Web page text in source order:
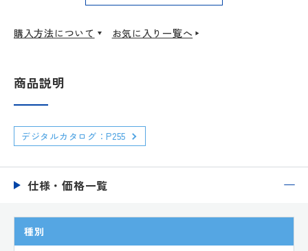
購入方法について お気に入り一覧へ
商品説明
デジタルカタログ：P255
仕様・価格一覧
種別